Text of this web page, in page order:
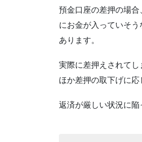
預金口座の差押の場
にお金が入っていそ
あります。
実際に差押えされて
ほか差押の取下げに応
返済が厳しい状況に陥